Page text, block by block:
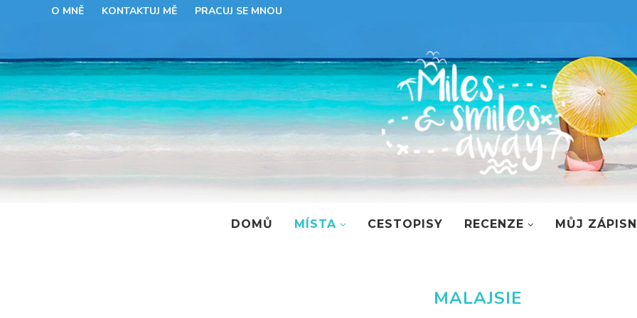
O MNĚ KONTAKTUJ MĚ PRACUJ SE MNOU
DOMŮ MÍSTA CESTOPISY RECENZE MŮJ
MALAJSIE